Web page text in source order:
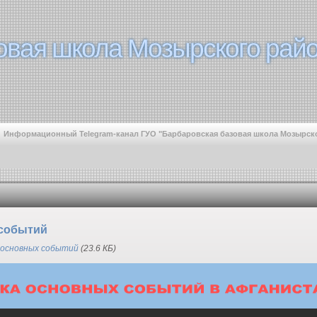
школа Мозырского
школа Мозырского
Информационный Telegram-канал ГУО "Барбаровская базовая школа
событий (23.6 КБ)